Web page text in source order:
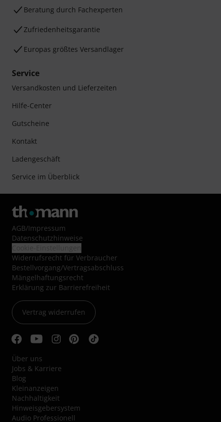
Beratung durch Fachexperten
Zufriedenheitsgarantie
Europas größtes Versandlager
Service
Versandkosten und Lieferzeiten
Hilfe-Center
Gutscheine
Kontakt
Ladengeschäft
Service im Überblick
AGB/Impressum
Datenschutzhinweise
Widerrufsrecht für Verbraucher
Bestellvorgang/Vertragsabschluss
Mängelhaftungsrecht
Erklärung zur Barrierefreiheit
Vertrag widerrufen
Über uns
Jobs & Karriere
Blog
Kleinanzeigen
Nachhaltigkeit
Hinweisgebersystem
Audio Professionell